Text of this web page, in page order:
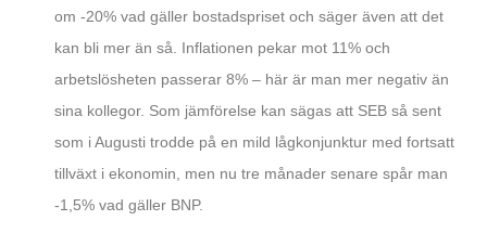
om -20% vad gäller bostadspriset och säger även att det
kan bli mer än så. Inflationen pekar mot 11% och
arbetslösheten passerar 8% – här är man mer negativ än
sina kollegor. Som jämförelse kan sägas att SEB så sent
som i Augusti trodde på en mild lågkonjunktur med fortsatt
tillväxt i ekonomin, men nu tre månader senare spår man
-1,5% vad gäller BNP.